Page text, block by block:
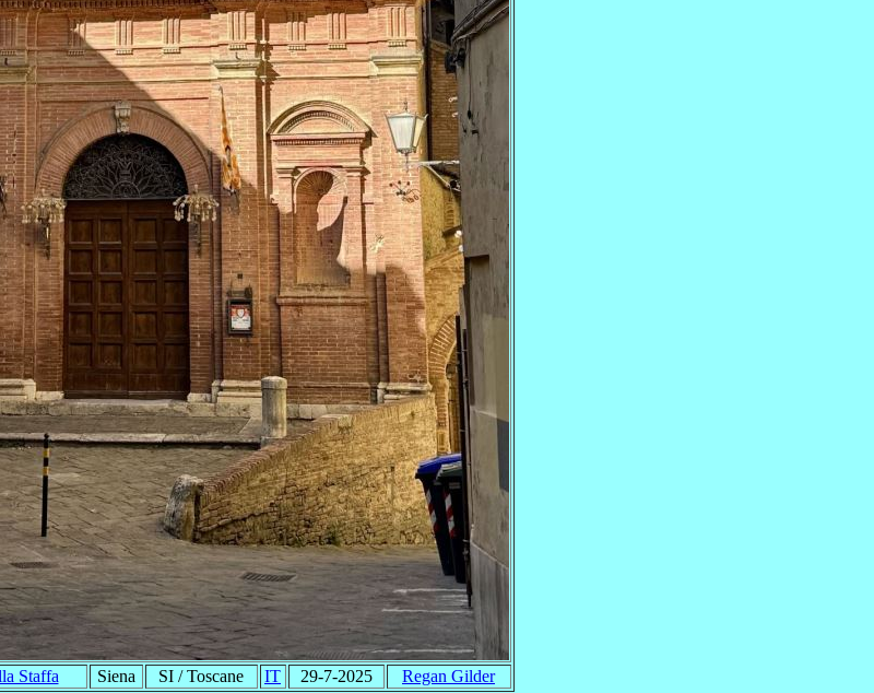
Staffa Siena SI / Toscane IT 29-7-2025 Regan Gilder